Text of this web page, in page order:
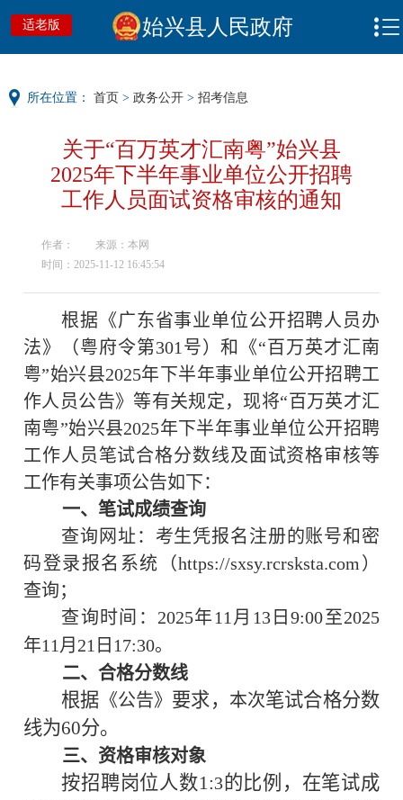
适老版 始兴县人民政府
所在位置： 首页 > 政务公开 > 招考信息
关于“百万英才汇南粤”始兴县
2025年下半年事业单位公开招聘
工作人员面试资格审核的通知
作者：
来源：本网
时间：2025-11-12 16:45:54
根据《广东省事业单位公开招聘人员办
法》（粤府令第301 号）和《“百万英才汇南
粤”始兴县2025年下半年事业单位公开招聘工
作人员公告》等有关规定，现将“百万英才汇
南粤”始兴县2025年下半年事业单位公开招聘
工作人员笔试合格分数线及 面试资格审核等
工作有关事项公告如下：
一、笔试成绩查询
查询网址：考生凭报名注册的账号和密
码登录报名系统（https://sxsy.rcrsksta.com ）
查询；
查询时间： 2025年11 月 13日9:00至2025
年11 月 21 日 17:30。
二、合格分数线
根据 《公告》 要求， 本次笔试合格分数
线为60分。
三、资格审核对象
按招聘岗位人数1:3的比例，在笔试成